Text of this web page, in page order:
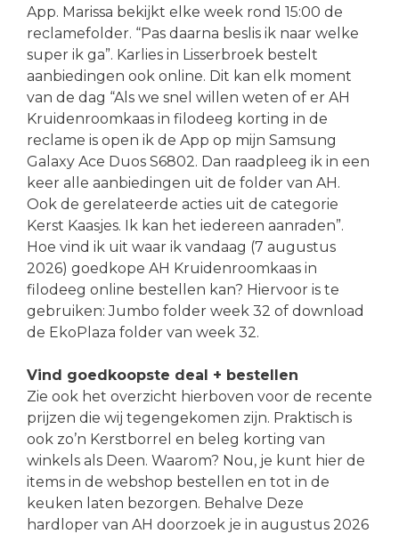
App. Marissa bekijkt elke week rond 15:00 de
reclamefolder. “Pas daarna beslis ik naar welke
super ik ga”. Karlies in Lisserbroek bestelt
aanbiedingen ook online. Dit kan elk moment
van de dag “Als we snel willen weten of er AH
Kruidenroomkaas in filodeeg korting in de
reclame is open ik de App op mijn Samsung
Galaxy Ace Duos S6802. Dan raadpleeg ik in een
keer alle aanbiedingen uit de folder van AH.
Ook de gerelateerde acties uit de categorie
Kerst Kaasjes. Ik kan het iedereen aanraden”.
Hoe vind ik uit waar ik vandaag (7 augustus
2026) goedkope AH Kruidenroomkaas in
filodeeg online bestellen kan? Hiervoor is te
gebruiken: Jumbo folder week 32 of download
de EkoPlaza folder van week 32.
Vind goedkoopste deal + bestellen
Zie ook het overzicht hierboven voor de recente
prijzen die wij tegengekomen zijn. Praktisch is
ook zo’n Kerstborrel en beleg korting van
winkels als Deen. Waarom? Nou, je kunt hier de
items in de webshop bestellen en tot in de
keuken laten bezorgen. Behalve Deze
hardloper van AH doorzoek je in augustus 2026